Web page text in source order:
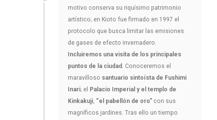
motivo conserva su riquísimo patrimonio
artístico; en Kioto fue firmado en 1997 el
protocolo que busca limitar las emisiones
de gases de efecto invernadero.
Incluiremos una visita de los principales
puntos de la ciudad . Conoceremos el
maravilloso santuario sintoísta de Fushimi
Inari; el Palacio Imperial y el templo de
Kinkakuji, “el pabellón de oro” con sus
magníficos jardines. Tras ello un tiempo